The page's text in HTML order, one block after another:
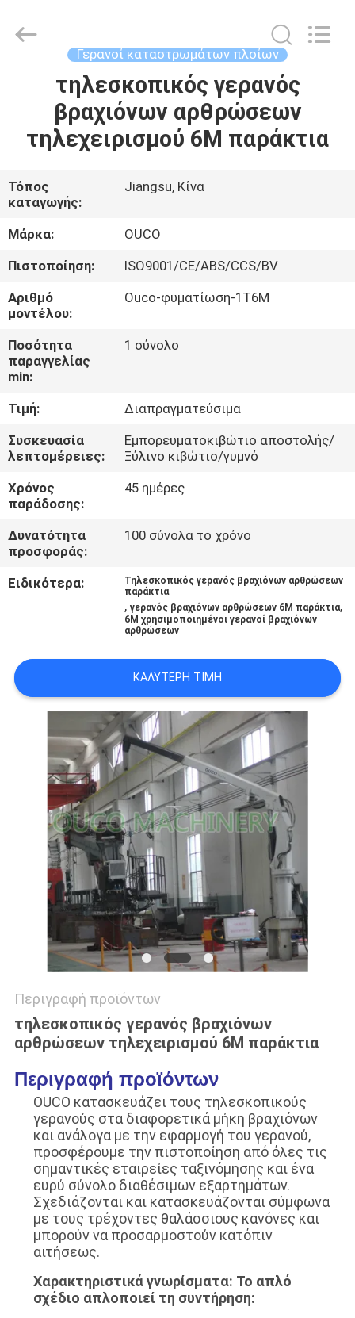
ΠΡΟΪΌΝΤΑ
ΒΊΝΤΕΟ
ΕΜΦΆΝΙΣΗ
VR
ΣΧΕΤΙΚΆ
ΜΕ
ΕΜΆΣ
ΕΠΙΣΚΈΨΕΙΣ
ΣΤΟ
ΕΡΓΟΣΤΆΣΙΟ
ΈΛΕΓΧΟΣ
ΠΟΙΌΤΗΤΑΣ
CONTACT
SITEMAP
ΠΟΛΙΤΙΚΉ
ΑΠΟΡΡΉΤΟΥ
GROUP
Γερανοί καταστρωμάτων πλοίων
τηλεσκοπικός γερανός
βραχιόνων αρθρώσεων
τηλεχειρισμού 6M παράκτια
Τόπος
καταγωγής:
Jiangsu, Κίνα
Μάρκα:
OUCO
Πιστοποίηση:
ISO9001/CE/ABS/CCS/BV
Αριθμό
μοντέλου:
Ouco-φυματίωση-1T6M
Ποσότητα
παραγγελίας
min:
1 σύνολο
Τιμή:
Διαπραγματεύσιμα
Συσκευασία
λεπτομέρειες:
Εμπορευματοκιβώτιο αποστολής/
Ξύλινο κιβώτιο/γυμνό
Χρόνος
παράδοσης:
45 ημέρες
Δυνατότητα
προσφοράς:
100 σύνολα το χρόνο
Ειδικότερα:
Τηλεσκοπικός γερανός βραχιόνων αρθρώσεων
παράκτια
,γερανός βραχιόνων αρθρώσεων 6M παράκτια,
6M χρησιμοποιημένοι γερανοί βραχιόνων
αρθρώσεων
ΚΑΛΎΤΕΡΗ ΤΙΜΉ
Περιγραφή προϊόντων
τηλεσκοπικός γερανός βραχιόνων
αρθρώσεων τηλεχειρισμού 6M παράκτια
Περιγραφή προϊόντων
OUCO κατασκευάζει τους τηλεσκοπικούς
γερανούς στα διαφορετικά μήκη βραχιόνων
και ανάλογα με την εφαρμογή του γερανού,
προσφέρουμε την πιστοποίηση από όλες τις
σημαντικές εταιρείες ταξινόμησης και ένα
ευρύ σύνολο διαθέσιμων εξαρτημάτων.
Σχεδιάζονται και κατασκευάζονται σύμφωνα
με τους τρέχοντες θαλάσσιους κανόνες και
μπορούν να προσαρμοστούν κατόπιν
αιτήσεως.
Χαρακτηριστικά γνωρίσματα: Το απλό
σχέδιο απλοποιεί τη συντήρηση: